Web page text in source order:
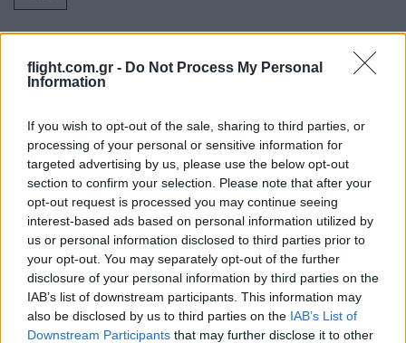
flight.com.gr - Do Not Process My Personal
Information
If you wish to opt-out of the sale, sharing to third parties, or
processing of your personal or sensitive information for
targeted advertising by us, please use the below opt-out
section to confirm your selection. Please note that after your
opt-out request is processed you may continue seeing
interest-based ads based on personal information utilized by
us or personal information disclosed to third parties prior to
your opt-out. You may separately opt-out of the further
disclosure of your personal information by third parties on the
IAB’s list of downstream participants. This information may
also be disclosed by us to third parties on the IAB’s List of
Downstream Participants that may further disclose it to other
Η Ισπανία ζητά από την Ιταλία να θέσει
και πάλι σε ισχύ τη Συμφωνία Σένγκεν
17:34
Διαβάστε περισσότερα
Διαβάστε επίσης